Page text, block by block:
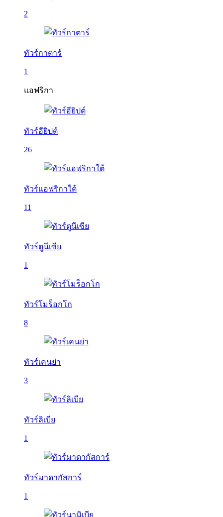
2
ทัวร์กาตาร์
1
แอฟริกา
ทัวร์อียิปต์
26
ทัวร์แอฟริกาใต้
11
ทัวร์ตูนีเซีย
1
ทัวร์โมร็อกโก
8
ทัวร์เคนย่า
3
ทัวร์ลิเบีย
1
ทัวร์มาดากัสการ์
1